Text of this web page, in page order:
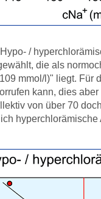
/
die als
mmol/l)" liegt.
kann, dies
von über 70